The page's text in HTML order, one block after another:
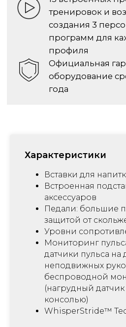
Характеристики
Вставки для
Встроенная
аксессуаров
Педали: большие
защитой от
Уровни
Мониторинг
датчики пульса
неподвижных
беспроводной
(нагрудный
консолью)
WhisperStride™